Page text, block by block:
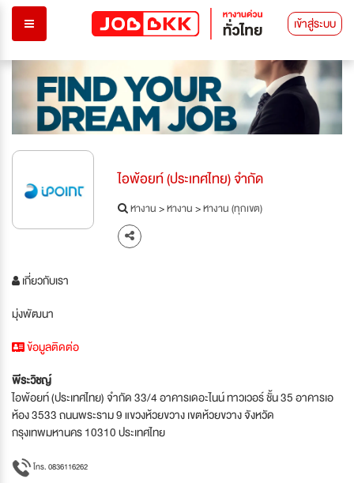
เข้าสู่ระบบ
ไอพ้อยท์ (ประเทศไทย) จำกัด
หางาน>หางาน>หางาน (ทุกเขต)
เกี่ยวกับเรา
มุ่งพัฒนา
ข้อมูลติดต่อ
พีระวิชญ์
ไอพ้อยท์ (ประเทศไทย) จำกัด 33/4 อาคารเดอะไนน์ ทาวเวอร์ ชั้น 35 อาคารเอ
ห้อง 3533 ถนนพระราม 9 แขวงห้วยขวาง เขตห้วยขวาง จังหวัด
กรุงเทพมหานคร 10310 ประเทศไทย
โทร. 0836116262